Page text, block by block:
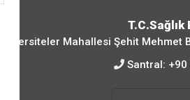
T.C.Sağlık
Üniversiteler Mahallesi Şehit Mehmet
Santral: +90